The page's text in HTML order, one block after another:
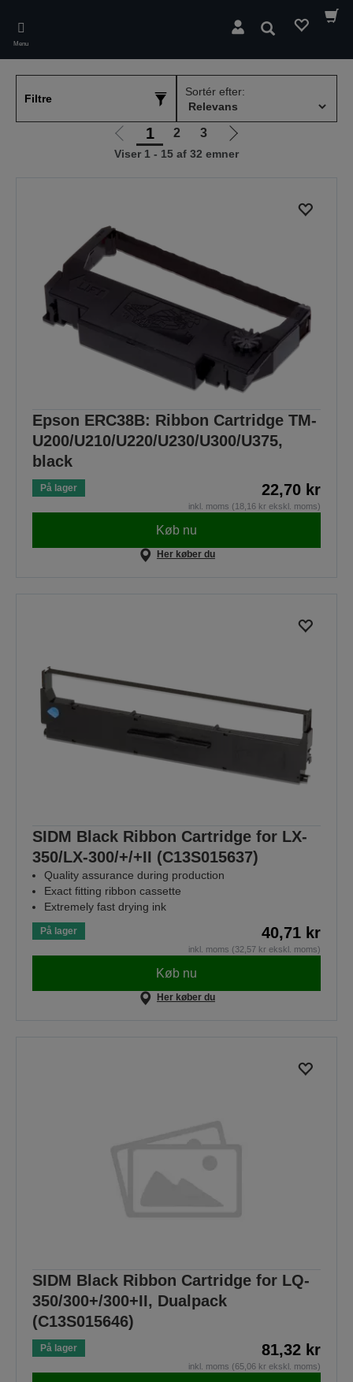
main
content
Menu
Søg
Filtre
Sortér efter:
Gå
til
1 2 3
Gå
til
Viser 1 - 15 af 32 emner
Epson ERC38B: Ribbon Cartridge TM-
U200/U210/U220/U230/U300/U375,
black
På lager 22,70 kr
inkl. moms (18,16 kr ekskl. moms)
Køb nu
Her køber du
SIDM Black Ribbon Cartridge for LX-
350/LX-300/+/+II (C13S015637)
Quality assurance during production
Exact fitting ribbon cassette
Extremely fast drying ink
På lager 40,71 kr
inkl. moms (32,57 kr ekskl. moms)
Køb nu
Her køber du
SIDM Black Ribbon Cartridge for LQ-
350/300+/300+II, Dualpack
(C13S015646)
På lager 81,32 kr
inkl. moms (65,06 kr ekskl. moms)